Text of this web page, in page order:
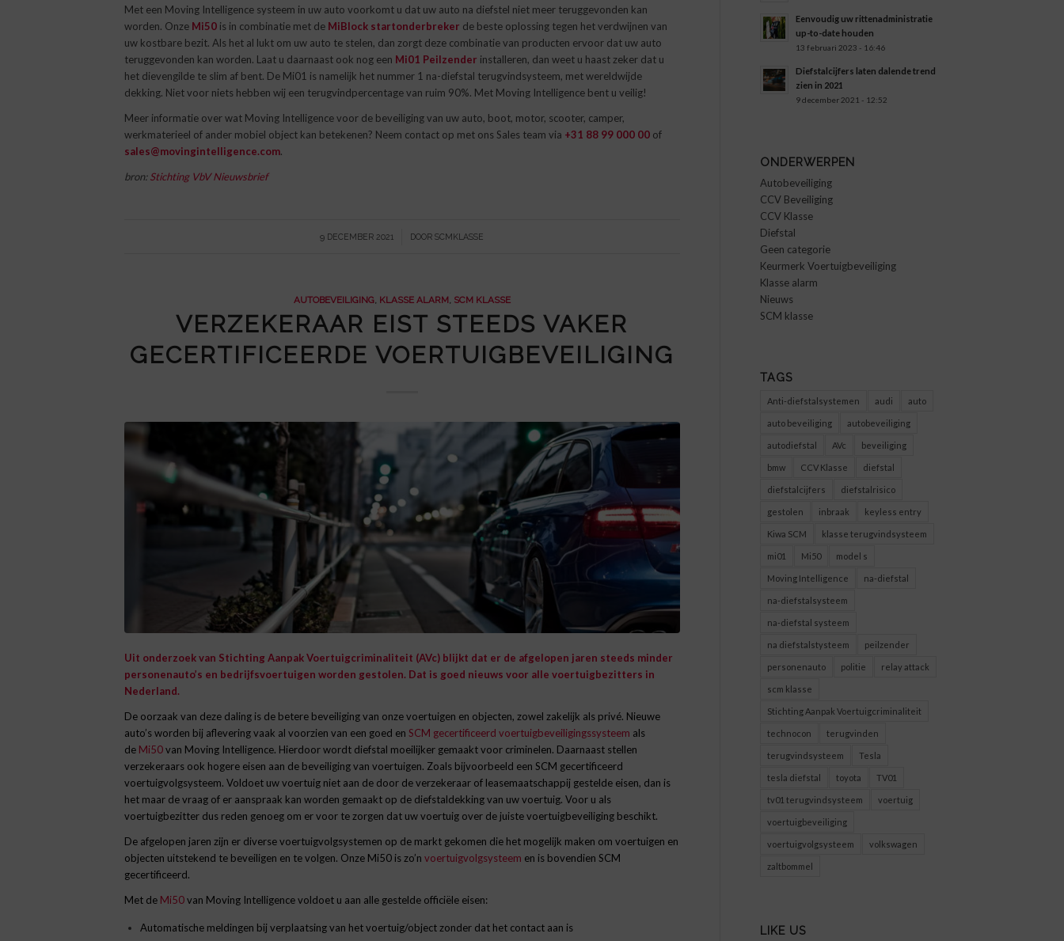
Met een Moving Intelligence systeem in uw auto voorkomt u dat uw auto na diefstel niet meer teruggevonden kan
worden. Onze Mi50 is in combinatie met de MiBlock startonderbreker de beste oplossing tegen het verdwijnen van
uw kostbare bezit. Als het al lukt om uw auto te stelen, dan zorgt deze combinatie van producten ervoor dat uw auto
teruggevonden kan worden. Laat u daarnaast ook nog een Mi01 Peilzender installeren, dan weet u haast zeker dat u
het dievengilde te slim af bent. De Mi01 is namelijk het nummer 1 na-diefstal terugvindsysteem, met wereldwijde
dekking. Niet voor niets hebben wij een terugvindpercentage van ruim 90%. Met Moving Intelligence bent u veilig!
Meer informatie over wat Moving Intelligence voor de beveiliging van uw auto, boot, motor, scooter, camper,
werkmaterieel of ander mobiel object kan betekenen? Neem contact op met ons Sales team via +31 88 99 000 00 of
sales@movingintelligence.com.
bron:Stichting VbV Nieuwsbrief
9 DECEMBER 2021
/ DOORSCMKLASSE
AUTOBEVEILIGING, KLASSE ALARM, SCM KLASSE
VERZEKERAAR EIST STEEDS VAKER
GECERTIFICEERDE VOERTUIGBEVEILIGING
Uit onderzoek van Stichting Aanpak Voertuigcriminaliteit (AVc) blijkt dat er de afgelopen jaren steeds minder
personenauto’s en bedrijfsvoertuigen worden gestolen. Dat is goed nieuws voor alle voertuigbezitters in
Nederland.
De oorzaak van deze daling is de betere beveiliging van onze voertuigen en objecten, zowel zakelijk als privé. Nieuwe
auto’s worden bij aflevering vaak al voorzien van een goed en SCM gecertificeerd voertuigbeveiligingssysteem als
de Mi50van Moving Intelligence. Hierdoor wordt diefstal moeilijker gemaakt voor criminelen. Daarnaast stellen
verzekeraars ook hogere eisen aan de beveiliging van voertuigen. Zoals bijvoorbeeld een SCM gecertificeerd
voertuigvolgsysteem. Voldoet uw voertuig niet aan de door de verzekeraar of leasemaatschappij gestelde eisen, dan is
het maar de vraag of er aanspraak kan worden gemaakt op de diefstaldekking van uw voertuig. Voor u als
voertuigbezitter dus reden genoeg om er voor te zorgen dat uw voertuig over de juiste voertuigbeveiliging beschikt.
De afgelopen jaren zijn er diverse voertuigvolgsystemen op de markt gekomen die het mogelijk maken om voertuigen en
objecten uitstekend te beveiligen en te volgen. Onze Mi50 is zo’n voertuigvolgsysteem en is bovendien SCM
gecertificeerd.
Met de Mi50van Moving Intelligence voldoet u aan alle gestelde officiële eisen:
Automatische meldingen bij verplaatsing van het voertuig/object zonder dat het contact aan is
Eenvoudig uw rittenadministratie
up-to-date houden
13 februari 2023 - 16:46
Diefstalcijfers laten dalende trend
zien in 2021
9 december 2021 - 12:52
ONDERWERPEN
Autobeveiliging
CCV Beveiliging
CCV Klasse
Diefstal
Geen categorie
Keurmerk Voertuigbeveiliging
Klasse alarm
Nieuws
SCM klasse
TAGS
Anti-diefstalsystemen audi auto
auto beveiliging autobeveiliging
autodiefstal AVc beveiliging
bmw CCV Klasse diefstal
diefstalcijfers diefstalrisico
gestolen inbraak keyless entry
Kiwa SCM klasse terugvindsysteem
mi01 Mi50 model s
Moving Intelligence na-diefstal
na-diefstalsysteem
na-diefstal systeem
na diefstalstysteem peilzender
personenauto politie relay attack
scm klasse
Stichting Aanpak Voertuigcriminaliteit
technocon terugvinden
terugvindsysteem Tesla
tesla diefstal toyota TV01
tv01 terugvindsysteem voertuig
voertuigbeveiliging
voertuigvolgsysteem volkswagen
zaltbommel
LIKE US